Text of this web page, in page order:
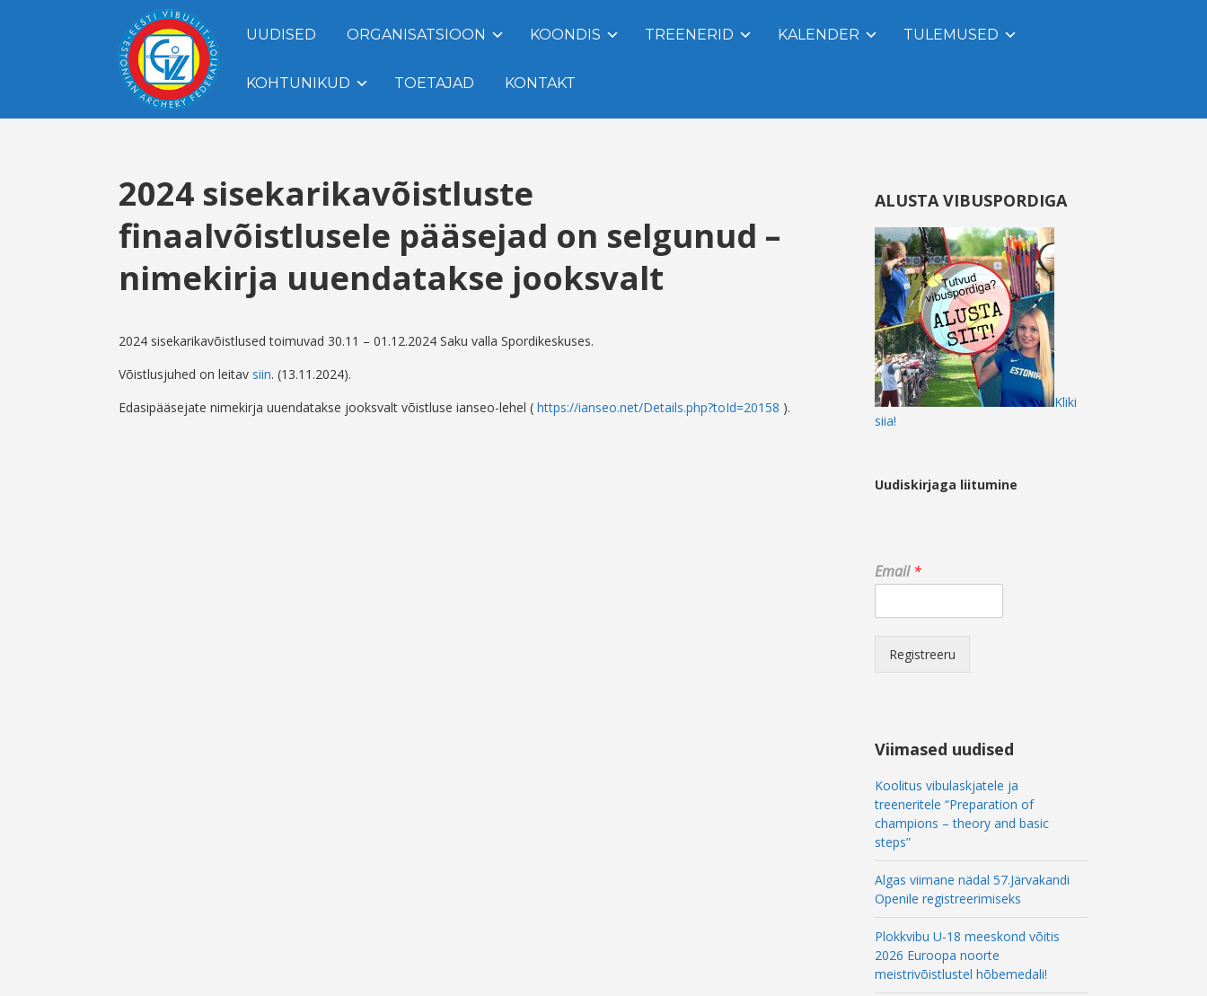
UUDISED ORGANISATSIOON KOONDIS TREENERID KALENDER TULEMUSED
KOHTUNIKUD TOETAJAD KONTAKT
2024 sisekarikavõistluste
finaalvõistlusele pääsejad on selgunud –
nimekirja uuendatakse jooksvalt
2024 sisekarikavõistlused toimuvad 30.11 – 01.12.2024 Saku valla Spordikeskuses.
Võistlusjuhed on leitav siin. (13.11.2024).
Edasipääsejate nimekirja uuendatakse jooksvalt võistluse ianseo-lehel ( https://ianseo.net/Details.php?toId=20158 ).
ALUSTA VIBUSPORDIGA
Kliki
siia!
Uudiskirjaga liitumine
E
m
i
Email*
Registreeru
Viimased uudised
Koolitus vibulaskjatele ja
treeneritele “Preparation of
champions – theory and basic
steps”
Algas viimane nädal 57.Järvakandi
Openile registreerimiseks
Plokkvibu U-18 meeskond võitis
2026 Euroopa noorte
meistrivõistlustel hõbemedali!